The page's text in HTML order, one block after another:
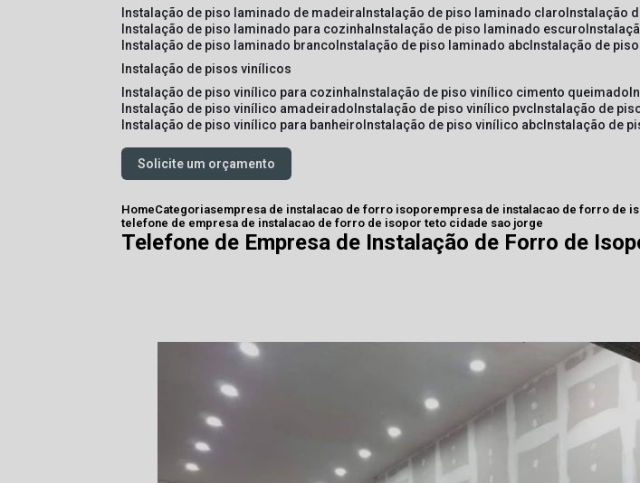
instalação de piso laminado de madeira instalação de piso laminado claro instalação
instalação de piso laminado para cozinha instalação de piso laminado escuro
instalação de piso laminado branco instalação de piso laminado abc instalação de
instalação de pisos vinílicos
instalação de piso vinílico para cozinha instalação de piso vinílico cimento queimado
instalação de piso vinílico amadeirado instalação de piso vinílico pvc instalação de
instalação de piso vinílico para banheiro instalação de piso vinílico abc instalação de
Solicite um orçamento
HomeCategoriasempresa de instalacao de forro isoporempresa de instalacao de forro de
telefone de empresa de instalacao de forro de isopor teto cidade sao jorge
Telefone de Empresa de Instalação de Forro de